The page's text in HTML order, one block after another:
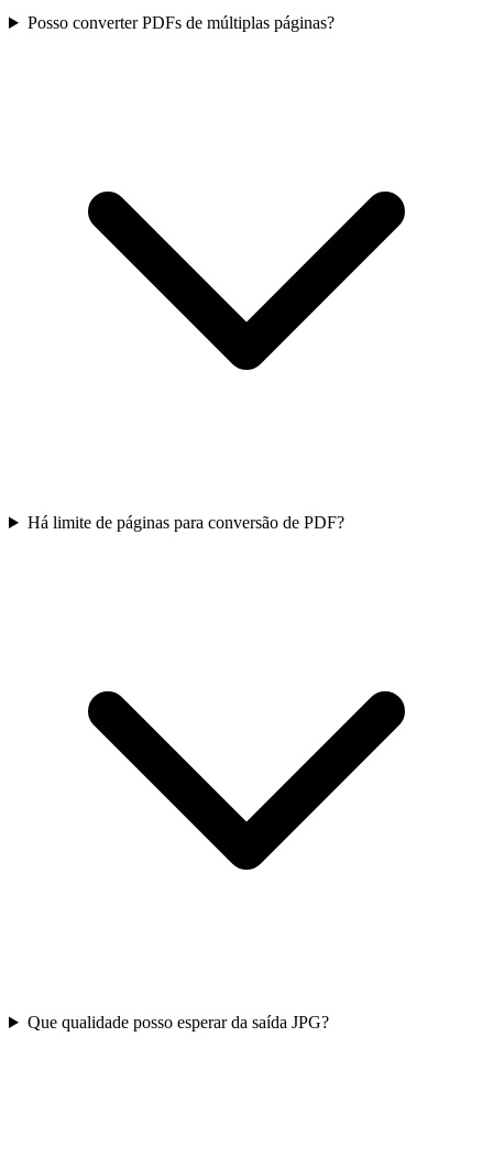
Posso converter PDFs de múltiplas páginas?
Há limite de páginas para conversão de PDF?
Que qualidade posso esperar da saída JPG?